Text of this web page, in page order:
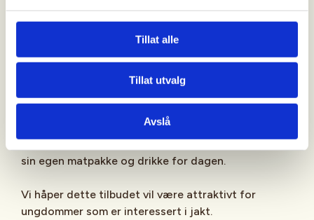
Tillat alle
Tillat utvalg
Avslå
grundig opplæring. Derfor krever denne aktiviteten
påmelding, slik at vi kan planlegge og tilrettelegge
Det er ingen spesielle krav for å delta, men hvis du
Vennligst merk at hver enkelt deltaker må ta med
sin egen matpakke og drikke for dagen.
Vi håper dette tilbudet vil være attraktivt for
ungdommer som er interessert i jakt.